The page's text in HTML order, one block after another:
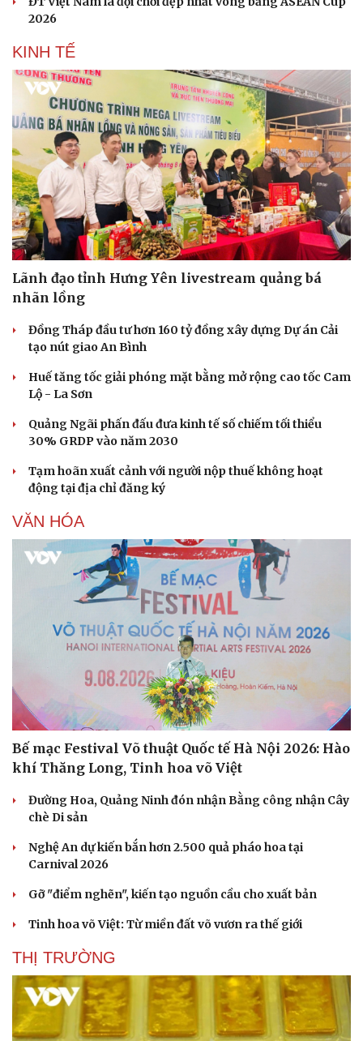
Sức khỏe
Dinh dưỡng - món ngon
Sản phụ khoa
Nam khoa
Phòng mạch online
Ăn sạch sống khỏe
Đời sống
Tình yêu - Gia đình
2026
KINH TẾ
Lãnh đạo tỉnh Hưng Yên livestream quảng bá
nhãn lồng
Đồng Tháp đầu tư hơn 160 tỷ đồng xây dựng Dự án Cải
tạo nút giao An Bình
Huế tăng tốc giải phóng mặt bằng mở rộng cao tốc Cam
Lộ - La Sơn
Quảng Ngãi phấn đấu đưa kinh tế số chiếm tối thiểu
30% GRDP vào năm 2030
Tạm hoãn xuất cảnh với người nộp thuế không hoạt
động tại địa chỉ đăng ký
VĂN HÓA
Bế mạc Festival Võ thuật Quốc tế Hà Nội 2026: Hào
khí Thăng Long, Tinh hoa võ Việt
Đường Hoa, Quảng Ninh đón nhận Bằng công nhận Cây
chè Di sản
Nghệ An dự kiến bắn hơn 2.500 quả pháo hoa tại
Carnival 2026
Gỡ "điểm nghẽn", kiến tạo nguồn cầu cho xuất bản
Tinh hoa võ Việt: Từ miền đất võ vươn ra thế giới
THỊ TRƯỜNG